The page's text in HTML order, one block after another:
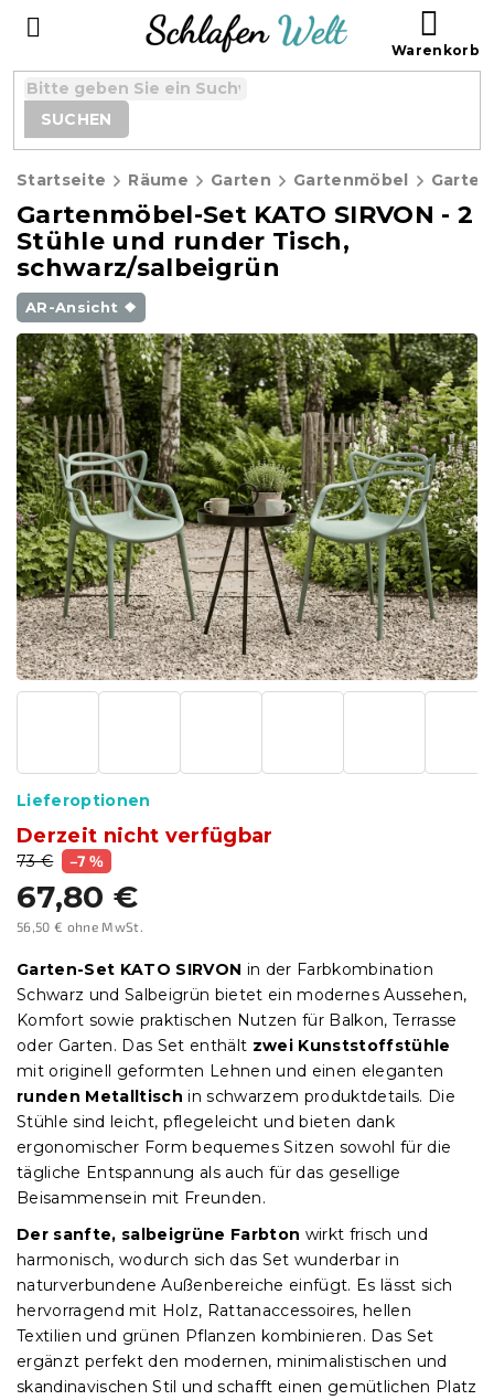
SUCHEN
Startseite Räume Garten Gartenmöbel
Gartenmöbel-Set KATO SIRVON - 2
Stühle und runder Tisch,
schwarz/salbeigrün
AR-Ansicht ❖
73 € –7 %
67,80 €
56,50 € ohne MwSt.
Derzeit nicht verfügbar
Lieferoptionen
Garten-Set KATO SIRVON in der Farbkombination
Schwarz und Salbeigrün bietet ein modernes Aussehen,
Komfort sowie praktischen Nutzen für Balkon, Terrasse
oder Garten. Das Set enthält zwei Kunststoffstühle
mit originell geformten Lehnen und einen eleganten
runden Metalltisch in schwarzem produktdetails. Die
Stühle sind leicht, pflegeleicht und bieten dank
ergonomischer Form bequemes Sitzen sowohl für die
tägliche Entspannung als auch für das gesellige
Beisammensein mit Freunden.
Der sanfte, salbeigrüne Farbton wirkt frisch und
harmonisch, wodurch sich das Set wunderbar in
naturverbundene Außenbereiche einfügt. Es lässt sich
hervorragend mit Holz, Rattanaccessoires, hellen
Textilien und grünen Pflanzen kombinieren. Das Set
ergänzt perfekt den modernen, minimalistischen und
skandinavischen Stil und schafft einen gemütlichen Platz